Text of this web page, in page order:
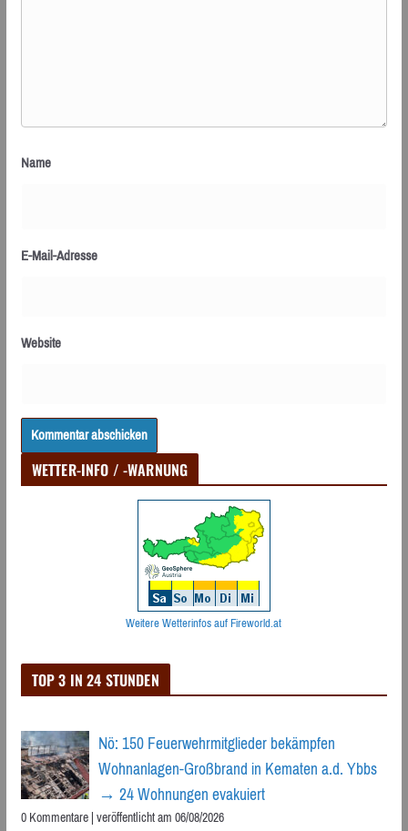
Name
E-Mail-Adresse
Website
WETTER-INFO / -WARNUNG
Weitere Wetterinfos auf Fireworld.at
TOP 3 IN 24 STUNDEN
Nö: 150 Feuerwehrmitglieder bekämpfen
Wohnanlagen-Großbrand in Kematen a.d. Ybbs
→ 24 Wohnungen evakuiert
0 Kommentare|veröffentlicht am 06/08/2026